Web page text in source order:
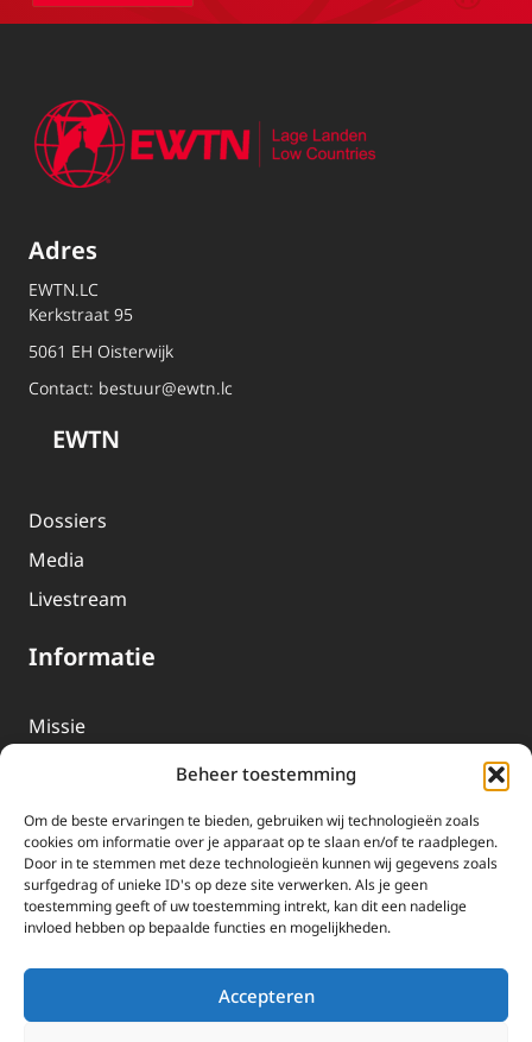
Beheer toestemming
Om de beste ervaringen te bieden, gebruiken wij technologieën zoals
cookies om informatie over je apparaat op te slaan en/of te raadplegen.
Door in te stemmen met deze technologieën kunnen wij gegevens zoals
surfgedrag of unieke ID's op deze site verwerken. Als je geen
toestemming geeft of uw toestemming intrekt, kan dit een nadelige
invloed hebben op bepaalde functies en mogelijkheden.
Accepteren
Adres
EWTN.LC
Kerkstraat 95
5061 EH Oisterwijk
Contact: bestuur@ewtn.lc
EWTN
Dossiers
Media
Livestream
Informatie
Missie
EWTN-Team
Organisatiegegevens
Doneren
EWTN wordt uitsluitend gefinancierd door uw donaties.
Wij ontvangen bewust geen advertentie-inkomsten of